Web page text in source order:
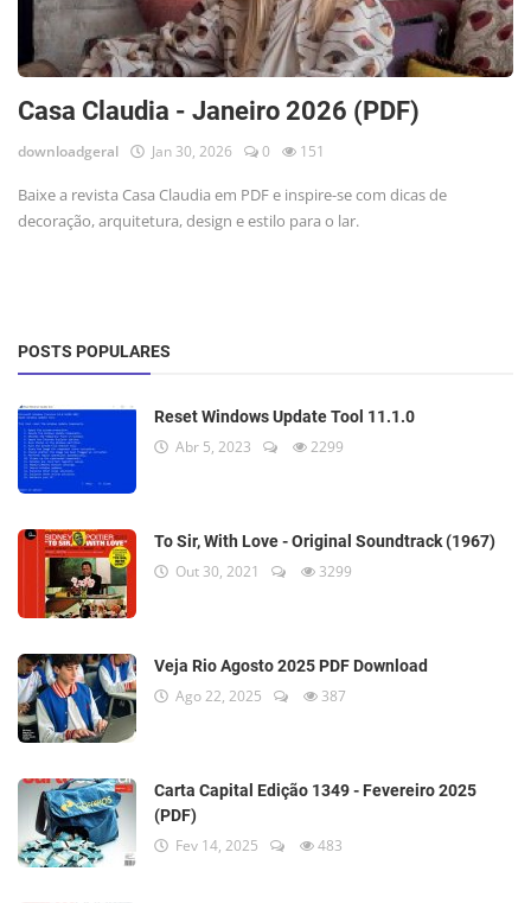
Casa Claudia - Janeiro 2026 (PDF)
downloadgeral Jan 30, 2026 0 151
Baixe a revista Casa Claudia em PDF e inspire-se com dicas de
decoração, arquitetura, design e estilo para o lar.
POSTS POPULARES
Reset Windows Update Tool 11.1.0
Abr 5, 2023 2299
To Sir, With Love - Original Soundtrack (1967)
Out 30, 2021 3299
Veja Rio Agosto 2025 PDF Download
Ago 22, 2025 387
Carta Capital Edição 1349 - Fevereiro 2025
(PDF)
Fev 14, 2025 483